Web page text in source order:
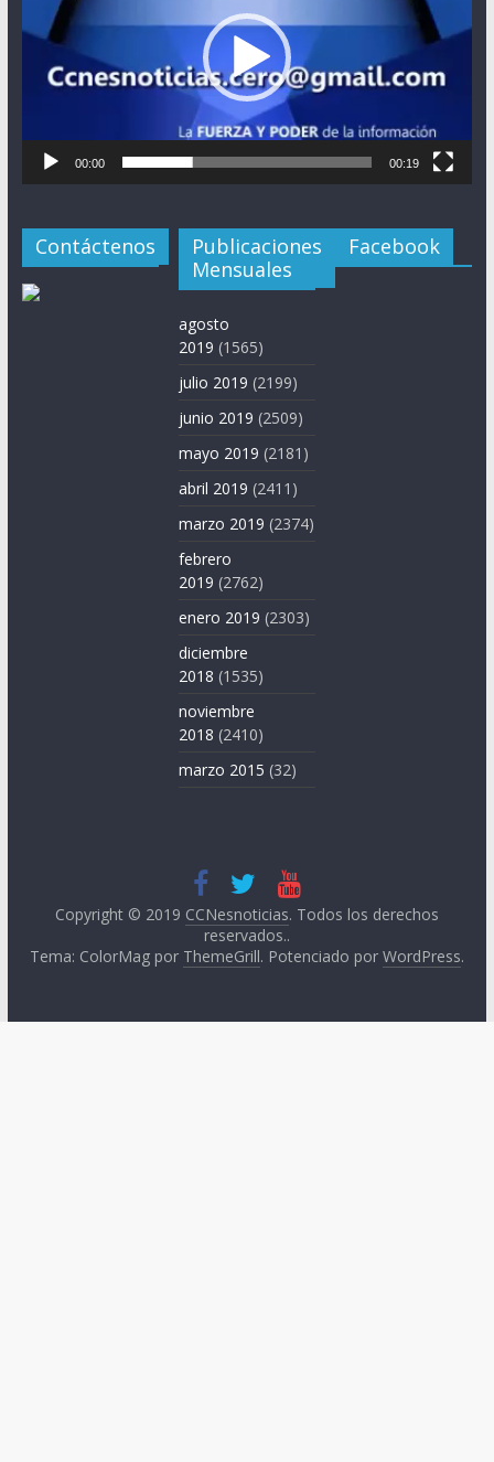
00:00 00:19
Contáctenos
Publicaciones
Mensuales
agosto
2019 (1565)
julio 2019 (2199)
junio 2019 (2509)
mayo 2019 (2181)
abril 2019 (2411)
marzo 2019 (2374)
febrero
2019 (2762)
enero 2019 (2303)
diciembre
2018 (1535)
noviembre
2018 (2410)
marzo 2015 (32)
Facebook
Copyright © 2019 CCNesnoticias. Todos los derechos
reservados..
Tema: ColorMag por ThemeGrill. Potenciado por WordPress.